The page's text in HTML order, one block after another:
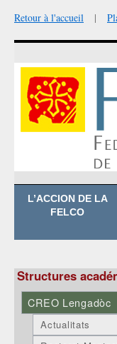
Retour à l'accueil |
AllerL’ACCION DE LA
FELCO
Structures
CREO Lengadòc
Actualitats